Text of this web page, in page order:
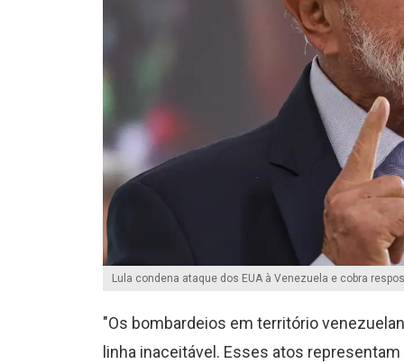
Lula condena ataque dos EUA à Venezuela e cobra
"Os bombardeios em território
linha inaceitável. Esses atos